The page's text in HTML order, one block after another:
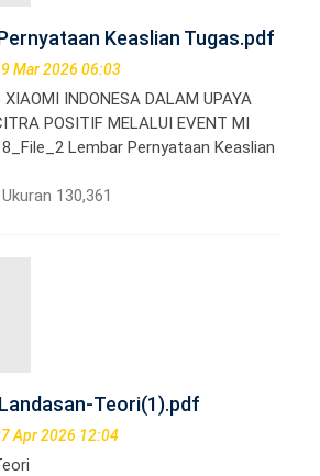
Keaslian Tugas.pdf
Mar 2026 06:03
INDONESA DALAM UPAYA
POSITIF MELALUI EVENT MI
Lembar Pernyataan Keaslian
130,361
Teori(1).pdf
Apr 2026 12:04